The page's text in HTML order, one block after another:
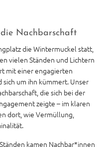
Nachbarschaft
die Wintermuckel statt,
vielen Ständen und Lichtern
mit einer engagierten
sich um ihn kümmert. Unser
die sich bei der
zeigte – im klaren
dort, wie Vermüllung,
kamen Nachbar*innen